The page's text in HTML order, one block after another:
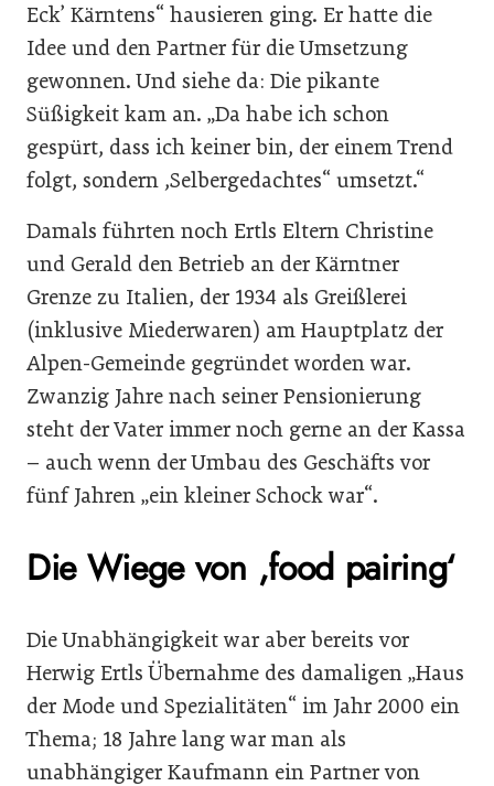
Eck’ Kärntens“ hausieren ging. Er hatte die
Idee und den Partner für die Umsetzung
gewonnen. Und siehe da: Die pikante
Süßigkeit kam an. „Da habe ich schon
gespürt, dass ich keiner bin, der einem Trend
folgt, sondern ,Selbergedachtes“ umsetzt.“
Damals führten noch Ertls Eltern Christine
und Gerald den Betrieb an der Kärntner
Grenze zu Italien, der 1934 als Greißlerei
(inklusive Miederwaren) am Hauptplatz der
Alpen-Gemeinde gegründet worden war.
Zwanzig Jahre nach seiner Pensionierung
steht der Vater immer noch gerne an der Kassa
– auch wenn der Umbau des Geschäfts vor
fünf Jahren „ein kleiner Schock war“.
Die Wiege von ,food pairing‘
Die Unabhängigkeit war aber bereits vor
Herwig Ertls Übernahme des damaligen „Haus
der Mode und Spezialitäten“ im Jahr 2000 ein
Thema; 18 Jahre lang war man als
unabhängiger Kaufmann ein Partner von